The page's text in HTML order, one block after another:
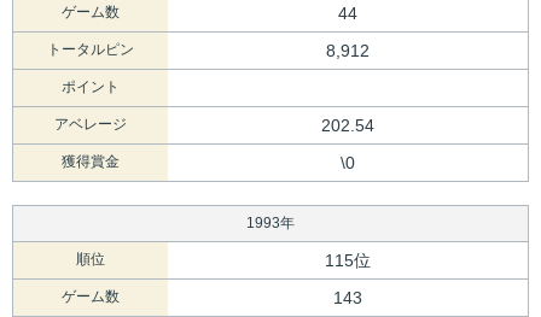
ゲーム数 44
トータルピン 8,912
ポイント
アベレージ 202.54
獲得賞金 \0
1993年
順位 115位
ゲーム数 143